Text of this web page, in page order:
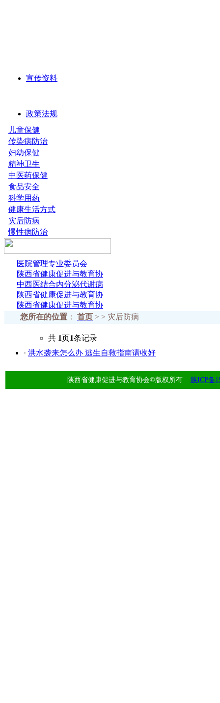
宣传资料
政策法规
儿童保健
传染病防治
妇幼保健
精神卫生
中医药保健
食品安全
科学用药
健康生活方式
灾后防病
慢性病防治
医院管理专业委员会
陕西省健康促进与教育协
中西医结合内分泌代谢病
陕西省健康促进与教育协
陕西省健康促进与教育协
您所在的位置 ： 首页 > > 灾后防病
共 1页1条记录
· 洪水袭来怎么办 逃生自救指南请收好
陕西省健康促进与教育协会©版权所有 陕ICP备